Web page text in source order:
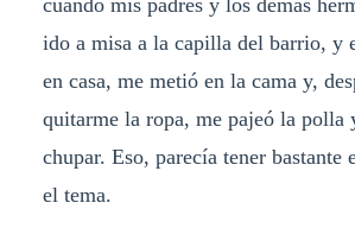
ido a misa a la capilla del barrio, y
en casa, me metió en la cama y,
quitarme la ropa, me pajeó la polla
chupar. Eso, parecía tener bastante
el tema.